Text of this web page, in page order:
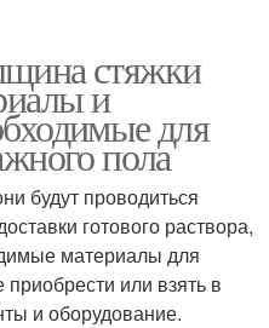
стяжки
и
для
пола
будут проводиться
готового раствора,
материалы для
приобрести или взять в
и оборудование.